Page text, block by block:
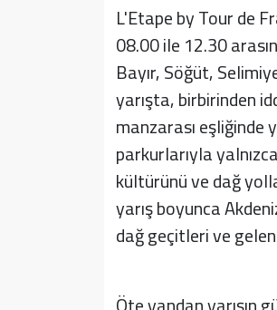
L'Etape by Tour de
08.00 ile 12.30
Bayır, Söğüt,
yarışta, birbirinden
manzarası
parkurlarıyla
kültürünü ve dağ
yarış boyunca
dağ geçitleri ve